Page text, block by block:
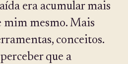
era acumular mais
mim mesmo. Mais
conceitos.
que a